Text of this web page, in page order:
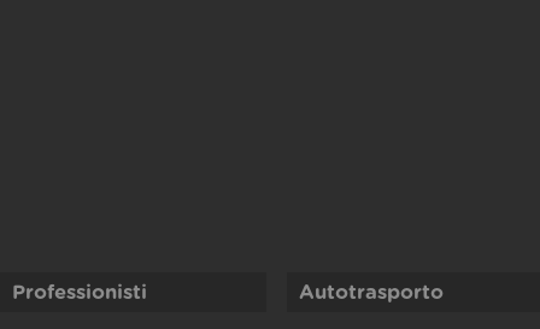
Professionisti Autotrasporto